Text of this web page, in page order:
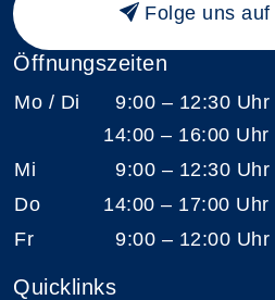
Folge uns
Öffnungszeiten
Mo / Di
9:00 – 12:30 Uhr
14:00 – 16:00 Uhr
Mi
9:00 – 12:30 Uhr
Do
14:00 – 17:00 Uhr
Fr
9:00 – 12:00 Uhr
Quicklinks